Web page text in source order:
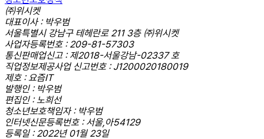
㈜위시켓
대표이사 : 박우범
서울특별시 강남구 테헤란로 211 3층 ㈜위시켓
사업자등록번호 : 209-81-57303
통신판매업신고 : 제2018-서울강남-02337 호
직업정보제공사업 신고번호 : J1200020180019
제호 : 요즘IT
발행인 : 박우범
편집인 : 노희선
청소년보호책임자 : 박우범
인터넷신문등록번호 : 서울,아54129
등록일 : 2022년 01월 23일